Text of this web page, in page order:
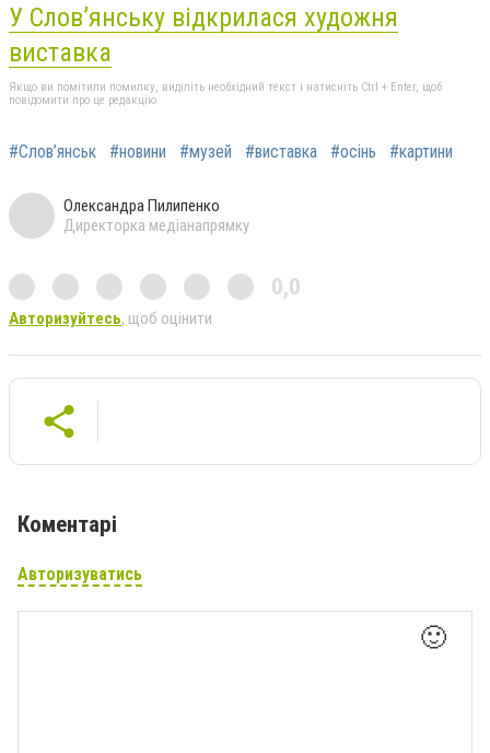
У Слов’янську відкрилася художня
виставка
Якщо ви помітили помилку, виділіть необхідний текст і натисніть Ctrl + Enter, щоб
повідомити про це редакцію
#Слов’янськ #новини #музей #виставка #осінь #картини
Олександра Пилипенко
Директорка медіанапрямку
0,0
Авторизуйтесь, щоб оцінити
Коментарі
Авторизуватись
🙂